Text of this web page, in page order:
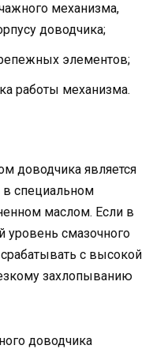
механизма,
доводчика;
элементов;
работы механизма.
доводчика является
в специальном
маслом. Если в
уровень смазочного
с высокой
захлопыванию
доводчика